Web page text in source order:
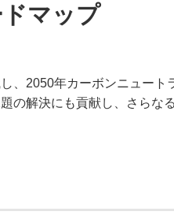
マップ
、2050年カーボンニュー
解決にも貢献し、さらな